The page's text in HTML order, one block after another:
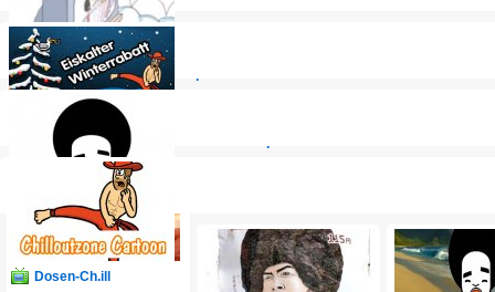
Gewinner vom Geflügel-Clip-Aufruf
Eiskalte Winter-Aktion im Chillout Shop
Dein Beitrag für die Chilloutzone Fan-Ecke
Dosen-Ch.ill Chilloutzone Cartoon